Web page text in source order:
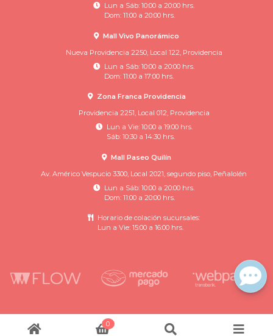
Lun a Sáb: 10:00 a 20:00 hrs.
Dom: 11:00 a 20:00 hrs.
Mall Vivo Panorámico
Nueva Providencia 2250, Local 122, Providencia
Lun a Sáb: 10:00 a 20:00 hrs.
Dom: 11:00 a 17:00 hrs.
Zona Franca Providencia
Providencia 2251, Local 012, Providencia
Lun a Vie: 10:00 a 19:00 hrs.
Sáb: 10:30 a 14:30 hrs.
Mall Paseo Quilín
Av. Américo Vespucio 3300, Local 2021, segundo piso, Peñalolén
Lun a Sáb: 10:00 a 20:00 hrs.
Dom: 11:00 a 20:00 hrs.
Horario de colación sucursales:
Lun a Vie: 15:00 a 16:00 hrs.
Rincon Infantil © 2026
0